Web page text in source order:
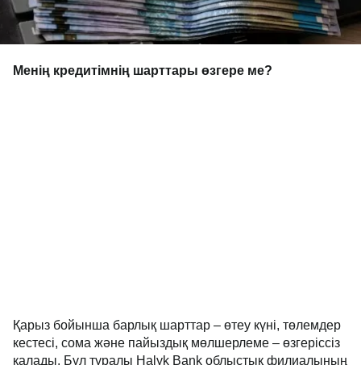
Менің кредитімнің шарттары өзгере ме?
Қарыз бойынша барлық шарттар – өтеу күні, төлемдер
кестесі, сома және пайыздық мөлшерлеме – өзгеріссіз
қалады. Бұл туралы Halyk Bank облыстық филиалының